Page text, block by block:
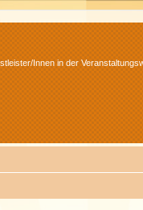
Innen in der